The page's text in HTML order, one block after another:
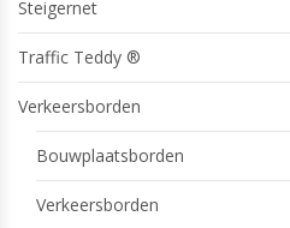
Steigernet
Traffic Teddy ®
Verkeersborden
Bouwplaatsborden
Verkeersborden